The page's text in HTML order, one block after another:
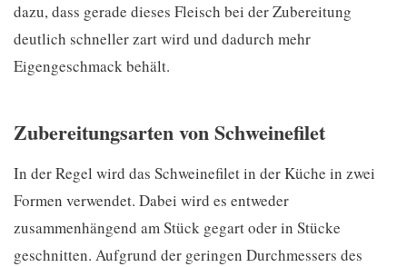
dazu, dass gerade dieses Fleisch bei der Zubereitung
deutlich schneller zart wird und dadurch mehr
Eigengeschmack behält.
Zubereitungsarten von Schweinefilet
In der Regel wird das Schweinefilet in der Küche in zwei
Formen verwendet. Dabei wird es entweder
zusammenhängend am Stück gegart oder in Stücke
geschnitten. Aufgrund der geringen Durchmessers des